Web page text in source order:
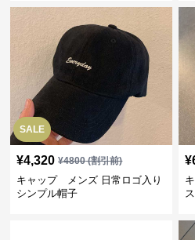
SALE
¥4,320 ¥4800(割引前)
キャップ メンズ 日常ロゴ入り
シンプル帽子
¥